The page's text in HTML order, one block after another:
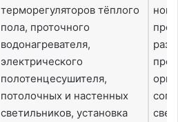
терморегуляторов тёплого
пола, проточного
водонагревателя,
электрического
полотенцесушителя,
потолочных и настенных
светильников, установка